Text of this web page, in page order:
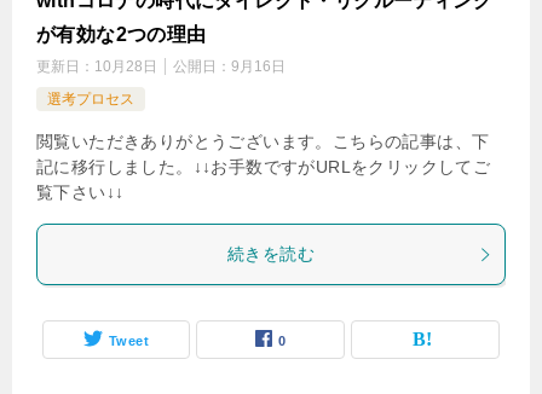
が有効な2つの理由
更新日： 10月28日 公開日： 9月16日
選考プロセス
閲覧いただきありがとうございます。こちらの記事は、下
記に移行しました。↓↓お手数ですがURLをクリックしてご
覧下さい↓↓
続きを読む
Tweet 0